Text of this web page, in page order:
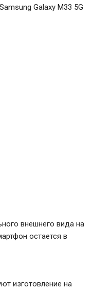
Galaxy M33 5G
внешнего вида на
остается в
изготовление на